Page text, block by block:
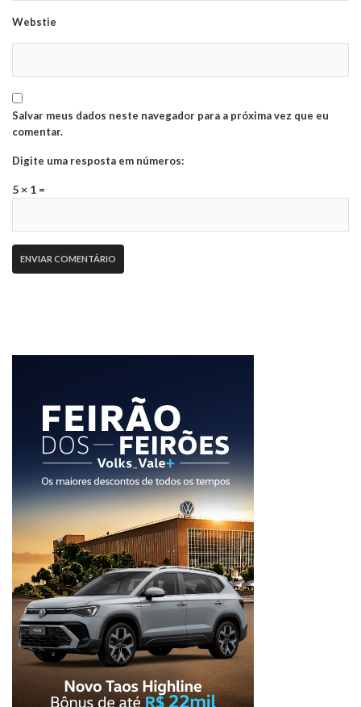
Webstie
Salvar meus dados neste navegador para a próxima vez que eu
comentar.
Digite uma resposta em números:
5 × 1 =